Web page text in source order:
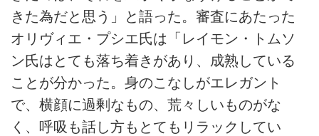
きた為だと思う」と語った。審査にあたった
オリヴィエ・プシエ氏は「レイモン・トムソ
ン氏はとても落ち着きがあり、成熟している
ことが分かった。身のこなしがエレガント
で、横顔に過剰なもの、荒々しいものがな
く、呼吸も話し方もとてもリラックしてい